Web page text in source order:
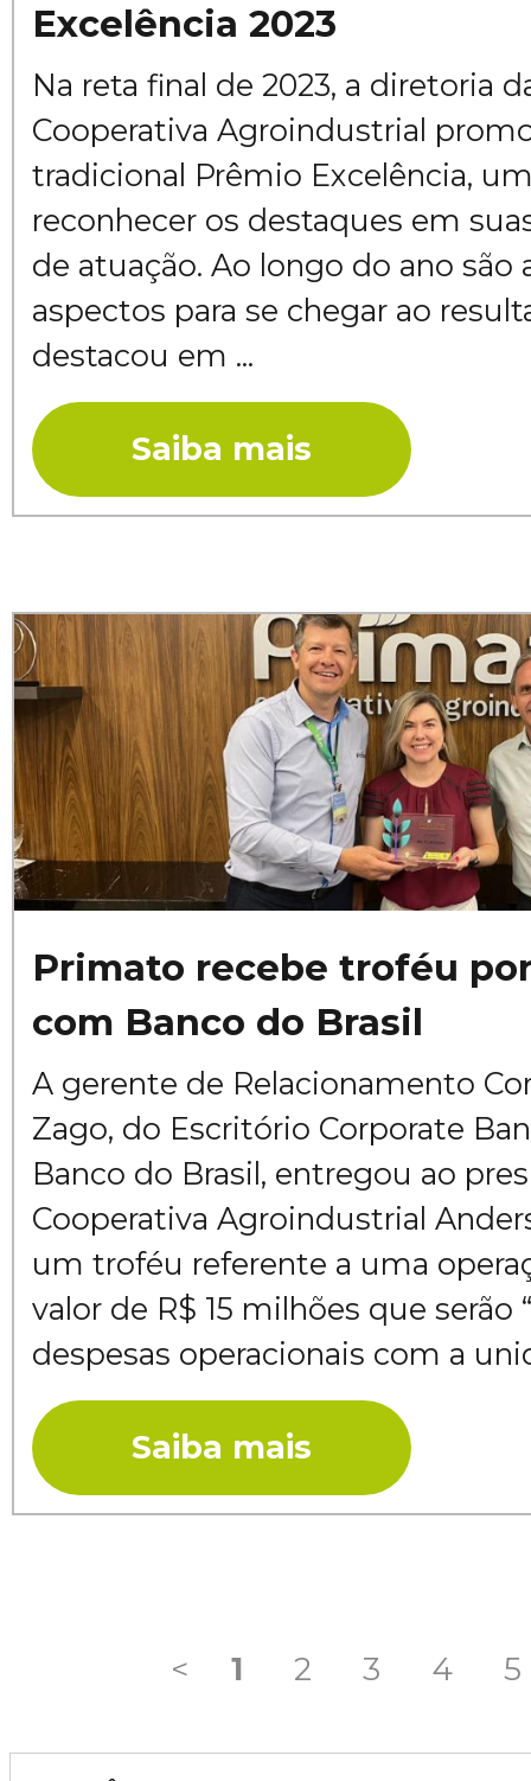
Excelência 2023
Na reta final de 2023, a diretoria
Cooperativa Agroindustrial
tradicional Prêmio Excelência,
reconhecer os destaques em
de atuação. Ao longo do ano são
aspectos para se chegar ao
destacou em ...
Saiba mais
Primato recebe troféu
com Banco do Brasil
A gerente de Relacionamento
Zago, do Escritório Corporate
Banco do Brasil, entregou ao
Cooperativa Agroindustrial
um troféu referente a uma
valor de R$ 15 milhões que serão
despesas operacionais com a
Saiba mais
< 1 2 3 4 5